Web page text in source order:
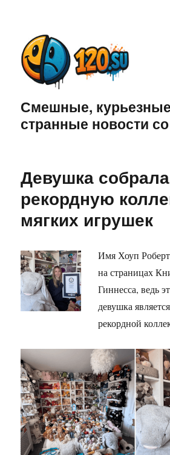
Смешные,
странные новости
Девушка собрала
рекордную
мягких игрушек
Имя Хоуп
на страницах
Гиннесса, ведь
девушка
рекордной